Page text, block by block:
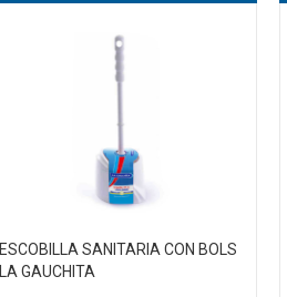
ESCOBILLA SANITARIA CON BOLS
LA GAUCHITA